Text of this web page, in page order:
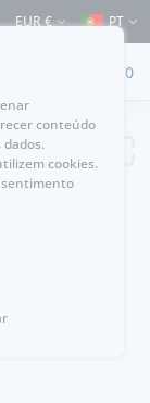
Portugal e para o
EUR € PT
0
conteúdo
cookies.